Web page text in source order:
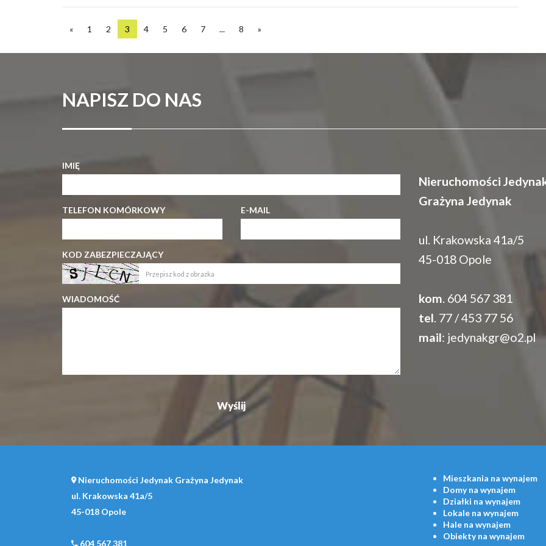
« 1 2 3 4 5 6 7 ... 8 »
NAPISZ DO NAS
IMIĘ
TELEFON KOMÓRKOWY E-MAIL
KOD ZABEZPIECZAJĄCY
WIADOMOŚĆ
Nieruchomości
Grażyna Jedynak
ul. Krakowska 41a/5
45-018 Opole
kom. 604 567 381
tel. 77 / 453 77 56
mail: jedynakgr@o2.pl
Nieruchomości Jedynak Grażyna Jedynak
ul. Krakowska 41a/5
45-018 Opole
604 567 381
Mieszkania na wynajem
Domyna wynajem
Działki na wynajem
Lokale na wynajem
Hale na wynajem
Obiektyna wynajem